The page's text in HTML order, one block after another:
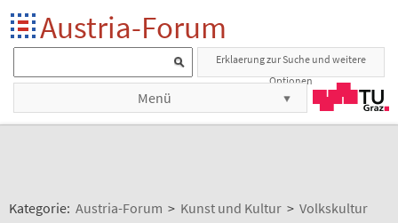
Austria-Forum
Erklaerung zur Suche und weitere
Optionen
Menü
Kategorie: Austria-Forum > Kunst und Kultur > Volkskultur